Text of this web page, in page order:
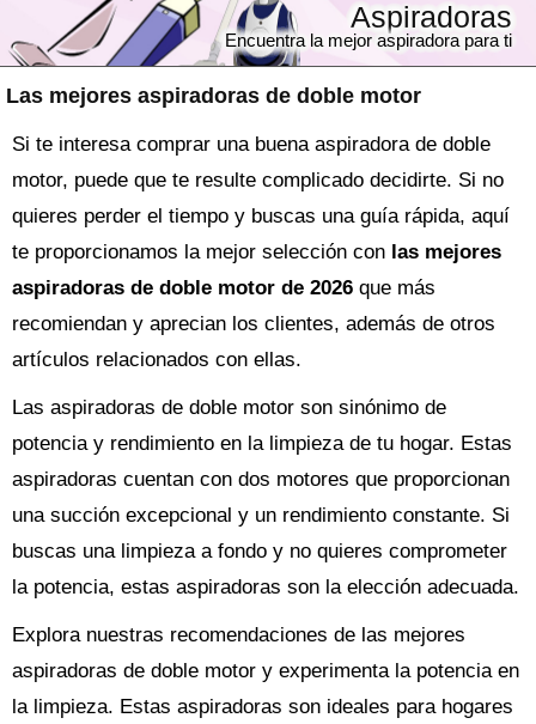
Las mejores aspiradoras de doble motor
Aspiradoras
Encuentra la mejor aspiradora para ti
Si te interesa comprar una buena aspiradora de doble
motor, puede que te resulte complicado decidirte. Si no
quieres perder el tiempo y buscas una guía rápida, aquí
te proporcionamos la mejor selección con las mejores
aspiradoras de doble motor de 2026 que más
recomiendan y aprecian los clientes, además de otros
artículos relacionados con ellas.
Las aspiradoras de doble motor son sinónimo de
potencia y rendimiento en la limpieza de tu hogar. Estas
aspiradoras cuentan con dos motores que proporcionan
una succión excepcional y un rendimiento constante. Si
buscas una limpieza a fondo y no quieres comprometer
la potencia, estas aspiradoras son la elección adecuada.
Explora nuestras recomendaciones de las mejores
aspiradoras de doble motor y experimenta la potencia en
la limpieza. Estas aspiradoras son ideales para hogares